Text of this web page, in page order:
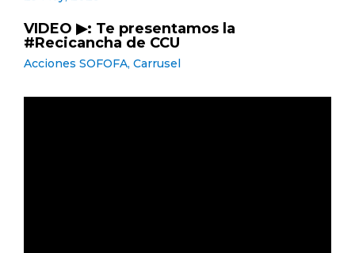
VIDEO ▶: Te presentamos la
#Recicancha de CCU
Acciones SOFOFA, Carrusel